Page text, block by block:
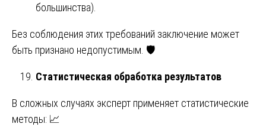
большинства).
Без соблюдения этих требований заключение может
быть признано недопустимым. 🛡️
Статистическая обработка результатов
В сложных случаях эксперт применяет статистические
методы: 📈